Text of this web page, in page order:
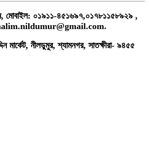
মোবাইল: ০১৯১১-৪৫১৬৯৭,০১৭৮১১৫৮৯২৯ ,
মার্কেট, নীলডুমুর, শ্যামনগর, সাতক্ষীরা- ৯৪৫৫